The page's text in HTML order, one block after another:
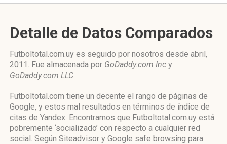
Detalle de Datos Comparados
Futboltotal.com.uy es seguido por nosotros desde abril,
2011. Fue almacenada por GoDaddy.com Inc y
GoDaddy.com LLC.
Futboltotal.com tiene un decente el rango de páginas de
Google, y estos mal resultados en términos de índice de
citas de Yandex. Encontramos que Futboltotal.com.uy está
pobremente ‘socializado’ con respecto a cualquier red
social. Según Siteadvisor y Google safe browsing para